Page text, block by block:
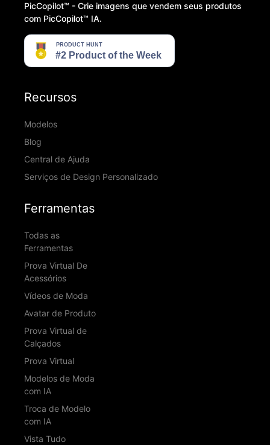
PicCopilot™️ - Crie imagens que vendem seus produtos
com PicCopilot™️ IA.
Recursos
Modelos
Blog
Central de Ajuda
Serviços de Design Personalizado
Ferramentas
Todas as
Ferramentas
Prova Virtual De
Acessórios
Vídeos de Moda
Avatar de Produto
Prova Virtual de
Calçados
Prova Virtual
Modelos de Moda
com IA
Troca de Modelo
com IA
Vista Tudo